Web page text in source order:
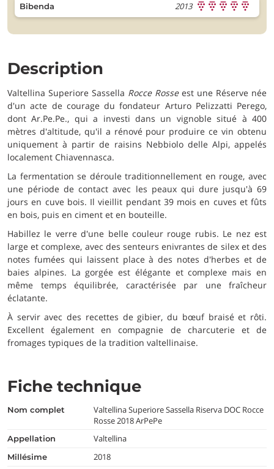
Bibenda 2013
Description
Valtellina Superiore Sassella Rocce Rosseest une Réserve née
d'un acte de courage du fondateur Arturo Pelizzatti Perego,
dont Ar.Pe.Pe., qui a investi dans un vignoble situé à 400
mètres d'altitude, qu'il a rénové pour produire ce vin obtenu
uniquement à partir de raisins Nebbiolo delle Alpi, appelés
localement Chiavennasca.
La fermentation se déroule traditionnellement en rouge, avec
une période de contact avec les peaux qui dure jusqu'à 69
jours en cuve bois. Il vieillit pendant 39 mois en cuves et fûts
en bois, puis en ciment et en bouteille.
Habillez le verre d'une belle couleur rouge rubis. Le nez est
large et complexe, avec des senteurs enivrantes de silex et des
notes fumées qui laissent place à des notes d'herbes et de
baies alpines. La gorgée est élégante et complexe mais en
même temps équilibrée, caractérisée par une fraîcheur
éclatante.
À servir avec des recettes de gibier, du bœuf braisé et rôti.
Excellent également en compagnie de charcuterie et de
fromages typiques de la tradition valtellinaise.
Fiche technique
nom complet
Valtellina Superiore Sassella Riserva DOC Rocce
Rosse 2018 ArPePe
appellation Valtellina
millésime 2018